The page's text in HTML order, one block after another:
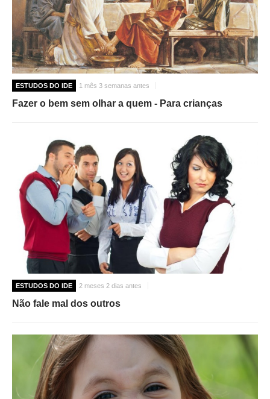
ESTUDOS DO IDE 1 mês 3 semanas antes
Fazer o bem sem olhar a quem - Para crianças
ESTUDOS DO IDE 2 meses 2 dias antes
Não fale mal dos outros